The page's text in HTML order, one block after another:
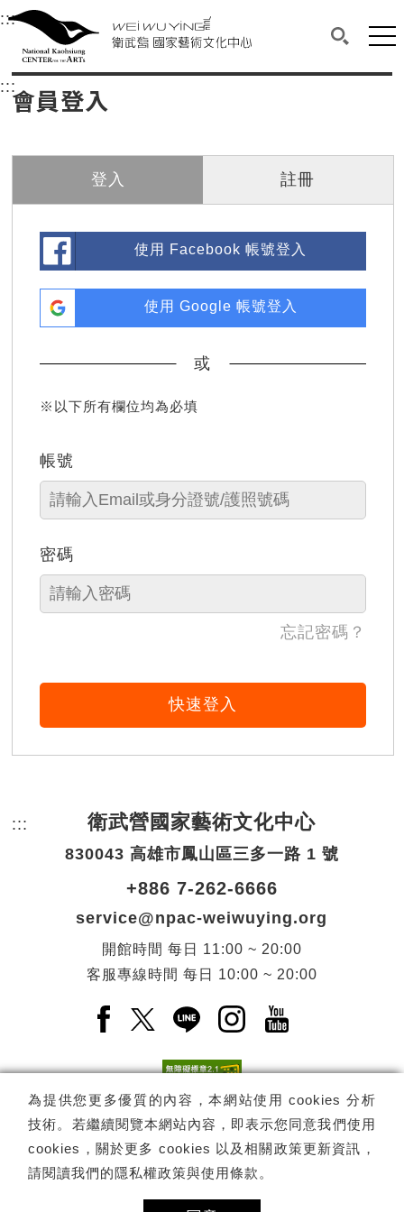
衛武營國家藝術文化中心
中央內容區塊，為本頁主要內容區。
:::選單連結區塊，此區塊列有本網站主要連結。
衛武營國家藝術文化中心
搜尋(開
網
::: 中央內容區塊，為本頁主要內容區。
會員登入
登入 註冊
使用 Facebook 帳號登入
使用 Google 帳號登入
或
※以下所有欄位均為必填
帳號
密碼
忘記密碼？
快速登入
為提供您更多優質的內容，本網站使用 cookies 分析
技術。若繼續閱覽本網站內容，即表示您同意我們使用
cookies，關於更多 cookies 以及相關政策更新資訊，
請閱讀我們的隱私權政策與使用條款 。
::: 頁尾網站資訊。
衛武營國家藝術文化中心
830043 高雄市鳳山區三多一路 1 號
+886 7-262-6666
service@npac-weiwuying.org
開館時間 每日
11:00 ~ 20:00
客服專線時間 每日 10:00 ~ 20:00
Facebook(另開新視窗)
X(另開新視窗)
LINE(另開新視窗)
Instagram(另開新視
YouTube(另開
電子報訂閱 訂閱
Copyright © 國家表演藝術中心 -衛武營國家藝術文化中心